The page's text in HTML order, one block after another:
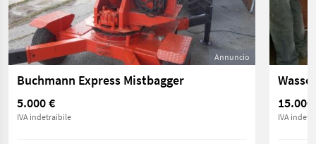
Annuncio
Buchmann Express Mistbagger
5.000 €
IVA indetraibile
15.000
IVA